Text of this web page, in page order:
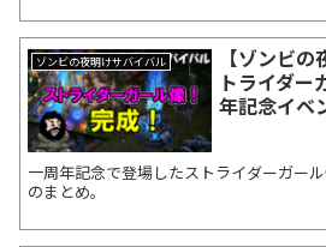
ゾンビの夜明けサバイバル
【ゾンビ
トライダー
年記念イベ
一周年記念で登場したストライダーガー
のまとめ。